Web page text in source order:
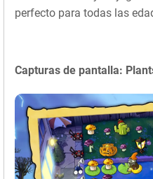
perfecto para todas las
Capturas de pantalla: